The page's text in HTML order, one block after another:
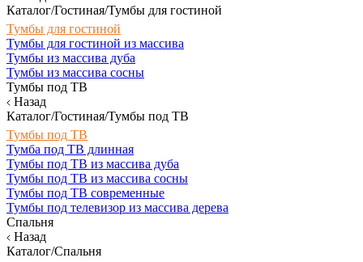
Каталог/Гостиная/Тумбы для гостиной
Тумбы для гостиной
Тумбы для гостиной из массива
Тумбы из массива дуба
Тумбы из массива сосны
Тумбы под ТВ
Назад
Каталог/Гостиная/Тумбы под ТВ
Тумбы под ТВ
Тумба под ТВ длинная
Тумбы под ТВ из массива дуба
Тумбы под ТВ из массива сосны
Тумбы под ТВ современные
Тумбы под телевизор из массива дерева
Спальня
Назад
Каталог/Спальня